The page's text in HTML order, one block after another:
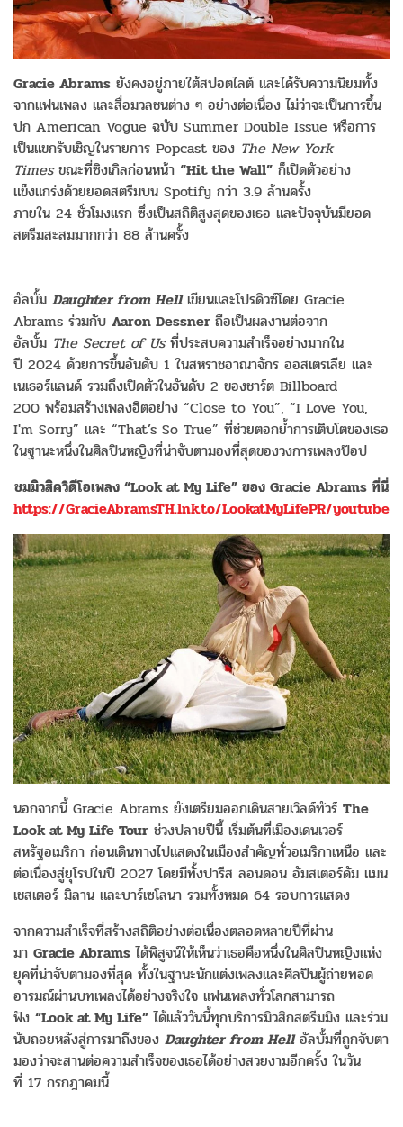
Gracie Abrams ยังคงอยู่ภายใต้สปอตไลต์ และได้รับความนิยมทั้ง
จากแฟนเพลง และสื่อมวลชนต่าง ๆ อย่างต่อเนื่อง ไม่ว่าจะเป็นการขึ้น
ปก American Vogue ฉบับ Summer Double Issue หรือการ
เป็นแขกรับเชิญในรายการ Popcast ของ The New York
Timesขณะที่ซิงเกิลก่อนหน้า “Hit the Wall” ก็เปิดตัวอย่าง
แข็งแกร่งด้วยยอดสตรีมบน Spotify กว่า 3.9 ล้านครั้ง
ภายใน 24 ชั่วโมงแรก ซึ่งเป็นสถิติสูงสุดของเธอ และปัจจุบันมียอด
สตรีมสะสมมากกว่า 88 ล้านครั้ง
อัลบั้ม Daughter from Hellเขียนและโปรดิวซ์โดย Gracie
Abrams ร่วมกับ Aaron Dessner ถือเป็นผลงานต่อจาก
อัลบั้ม The Secret of Usที่ประสบความสำเร็จอย่างมากใน
ปี 2024 ด้วยการขึ้นอันดับ 1 ในสหราชอาณาจักร ออสเตรเลีย และ
เนเธอร์แลนด์ รวมถึงเปิดตัวในอันดับ 2 ของชาร์ต Billboard
200 พร้อมสร้างเพลงฮิตอย่าง “Close to You”, “I Love You,
I'm Sorry” และ “That’s So True” ที่ช่วยตอกย้ำการเติบโตของเธอ
ในฐานะหนึ่งในศิลปินหญิงที่น่าจับตามองที่สุดของวงการเพลงป๊อป
ชมมิวสิควิดีโอเพลง “Look at My Life” ของ Gracie Abrams ที่นี่
https://GracieAbramsTH.lnk.to/LookatMyLifePR/youtube
นอกจากนี้ Gracie Abrams ยังเตรียมออกเดินสายเวิลด์ทัวร์ The
Look at My Life Tour ช่วงปลายปีนี้ เริ่มต้นที่เมืองเดนเวอร์
สหรัฐอเมริกา ก่อนเดินทางไปแสดงในเมืองสำคัญทั่วอเมริกาเหนือ และ
ต่อเนื่องสู่ยุโรปในปี 2027 โดยมีทั้งปารีส ลอนดอน อัมสเตอร์ดัม แมน
เชสเตอร์ มิลาน และบาร์เซโลนา รวมทั้งหมด 64 รอบการแสดง
จากความสำเร็จที่สร้างสถิติอย่างต่อเนื่องตลอดหลายปีที่ผ่าน
มา Gracie Abrams ได้พิสูจน์ให้เห็นว่าเธอคือหนึ่งในศิลปินหญิงแห่ง
ยุคที่น่าจับตามองที่สุด ทั้งในฐานะนักแต่งเพลงและศิลปินผู้ถ่ายทอด
อารมณ์ผ่านบทเพลงได้อย่างจริงใจ แฟนเพลงทั่วโลกสามารถ
ฟัง “Look at My Life” ได้แล้ววันนี้ทุกบริการมิวสิกสตรีมมิง และร่วม
นับถอยหลังสู่การมาถึงของ Daughter from Hellอัลบั้มที่ถูกจับตา
มองว่าจะสานต่อความสำเร็จของเธอได้อย่างสวยงามอีกครั้ง ในวัน
ที่ 17 กรกฎาคมนี้